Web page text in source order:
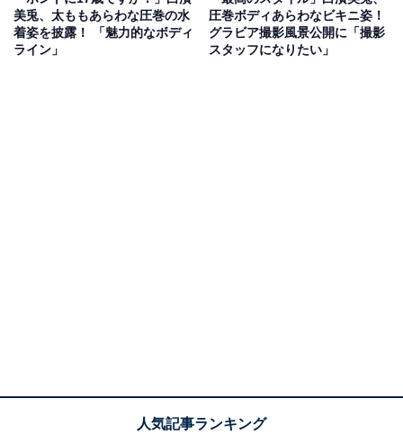
美兎、太ももあらわな圧巻の水
着姿を披露！ 「魅力的なボディ
ライン」
圧巻ボディあらわなビキニ姿！
グラビア撮影風景公開に「撮影
スタッフになりたい」